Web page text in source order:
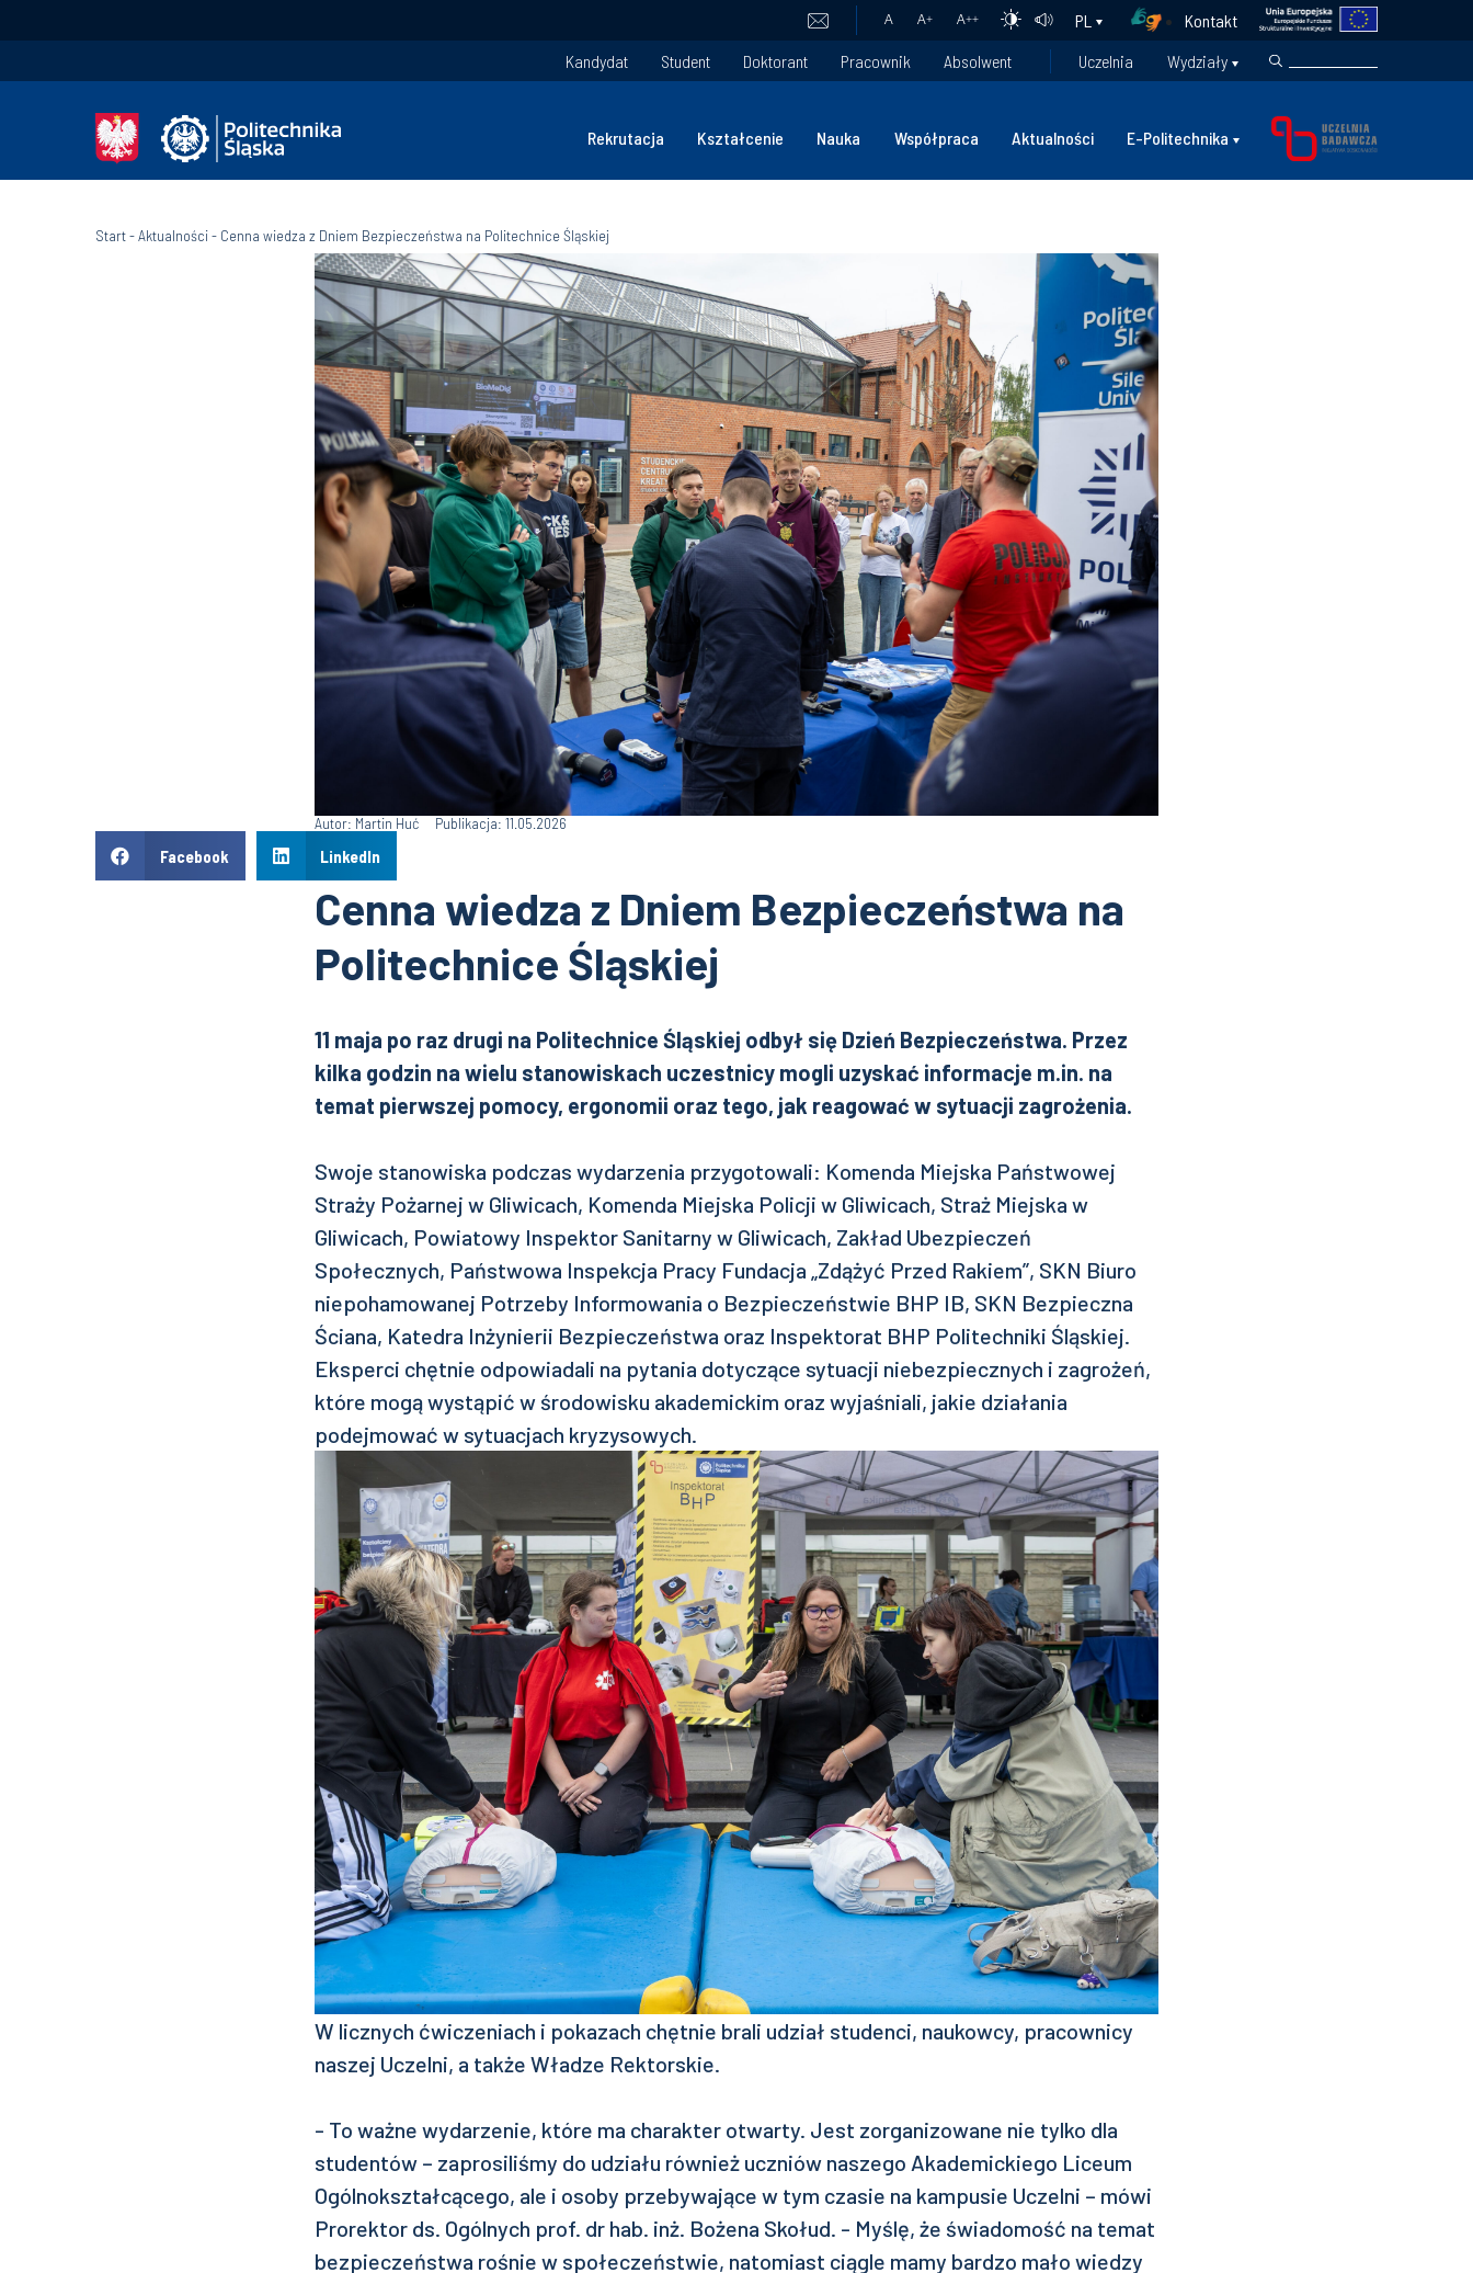
A A+ A++ PL
Kontakt
Kandydat
Student Doktorant Pracownik Absolwent Uczelnia Wydziały
Rekrutacja Kształcenie Nauka Współpraca Aktualności E-Politechnika
Start-Aktualności- Cenna wiedza z Dniem Bezpieczeństwa na Politechnice Śląskiej
Autor: Martin Huć Publikacja: 11.05.2026
Facebook LinkedIn
Cenna wiedza z Dniem Bezpieczeństwa na
Politechnice Śląskiej
11 maja po raz drugi na Politechnice Śląskiej odbył się Dzień Bezpieczeństwa. Przez
kilka godzin na wielu stanowiskach uczestnicy mogli uzyskać informacje m.in. na
temat pierwszej pomocy, ergonomii oraz tego, jak reagować w sytuacji zagrożenia.
Swoje stanowiska podczas wydarzenia przygotowali: Komenda Miejska Państwowej
Straży Pożarnej w Gliwicach, Komenda Miejska Policji w Gliwicach, Straż Miejska w
Gliwicach, Powiatowy Inspektor Sanitarny w Gliwicach, Zakład Ubezpieczeń
Społecznych, Państwowa Inspekcja Pracy Fundacja „Zdążyć Przed Rakiem”, SKN Biuro
niepohamowanej Potrzeby Informowania o Bezpieczeństwie BHP IB, SKN Bezpieczna
Ściana, Katedra Inżynierii Bezpieczeństwa oraz Inspektorat BHP Politechniki Śląskiej.
Eksperci chętnie odpowiadali na pytania dotyczące sytuacji niebezpiecznych i zagrożeń,
które mogą wystąpić w środowisku akademickim oraz wyjaśniali, jakie działania
podejmować w sytuacjach kryzysowych.
W licznych ćwiczeniach i pokazach chętnie brali udział studenci, naukowcy, pracownicy
naszej Uczelni, a także Władze Rektorskie.
- To ważne wydarzenie, które ma charakter otwarty. Jest zorganizowane nie tylko dla
studentów – zaprosiliśmy do udziału również uczniów naszego Akademickiego Liceum
Ogólnokształcącego, ale i osoby przebywające w tym czasie na kampusie Uczelni – mówi
Prorektor ds. Ogólnych prof. dr hab. inż. Bożena Skołud. - Myślę, że świadomość na temat
bezpieczeństwa rośnie w społeczeństwie, natomiast ciągle mamy bardzo mało wiedzy